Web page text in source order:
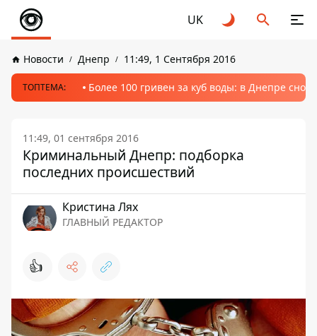
UK
Новости Днепр 11:49, 1 Сентября 2016
ТОПТЕМА: Более 100 гривен за куб воды: в Днепре
11:49, 01 сентября 2016
Криминальный Днепр: подборка
последних происшествий
Кристина Лях
ГЛАВНЫЙ РЕДАКТОР
👍